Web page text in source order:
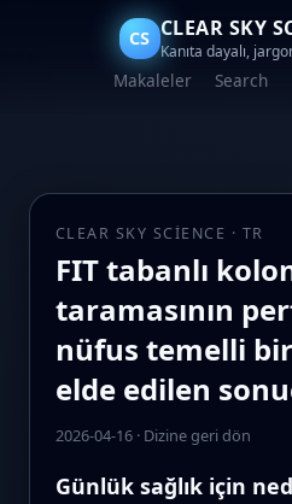
CS CLEAR SKY
Kanıta dayalı,
Makaleler Search
CLEAR SKY SCIENCE · TR
FIT tabanlı
taramasının
nüfus temelli
elde edilen
2026-04-16· Dizine geri dön
Günlük sağlık için